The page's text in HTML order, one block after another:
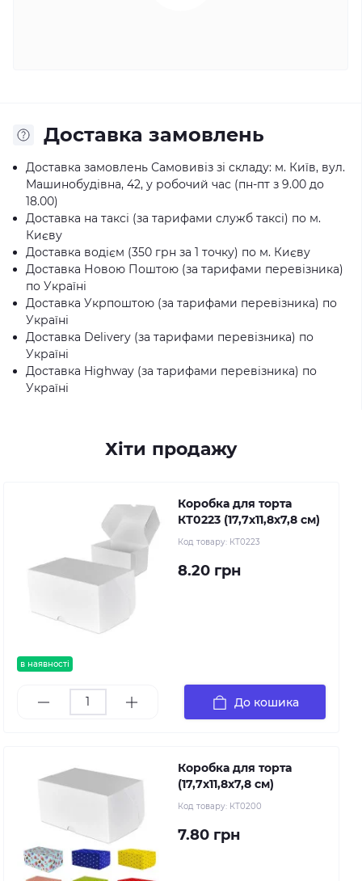
Доставка замовлень
Доставка замовлень Самовивіз зі складу: м. Київ, вул.
Машинобудівна, 42, у робочий час (пн-пт з 9.00 до
18.00)
Доставка на таксі (за тарифами служб таксі) по м.
Києву
Доставка водієм (350 грн за 1 точку) по м. Києву
Доставка Новою Поштою (за тарифами перевізника)
по Україні
Доставка Укрпоштою (за тарифами перевізника) по
Україні
Доставка Delivery (за тарифами перевізника) по
Україні
Доставка Highway (за тарифами перевізника) по
Україні
Хіти продажу
в наявності
Коробка для торта
КТ0223 (17,7х11,8х7,8 см)
Код товару: КТ0223
8.20 грн
До кошика
Коробка для торта
(17,7х11,8х7,8 см)
Код товару: КТ0200
7.80 грн